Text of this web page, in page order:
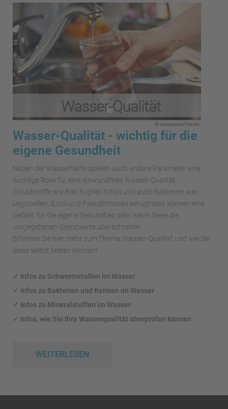
Wasser-Qualität - wichtig für die
eigene Gesundheit
Neben der Wasserhärte spielen auch andere Parameter eine
wichtige Rolle für eine einwandfreie Wasser-Qualität.
Schadstoffe wie Blei, Kupfer, Nitrat und auch Bakterien wie
Legionellen, E.coli und Pseudomonas aeruginosa können eine
Gefahr für die eigene Gesundheit sein, wenn diese die
vorgegebenen Grenzwerte überschreiten.
Erfahren Sie hier mehr zum Thema Wasser-Qualität und wie Sie
diese selbst testen können!
✓ Infos zu Schwermetallen im Wasser
✓ Infos zu Bakterien und Keimen im Wasser
✓ Infos zu Mineralstoffen im Wasser
✓ Infos, wie Sie Ihre Wasserqualität überprüfen können
WEITERLESEN